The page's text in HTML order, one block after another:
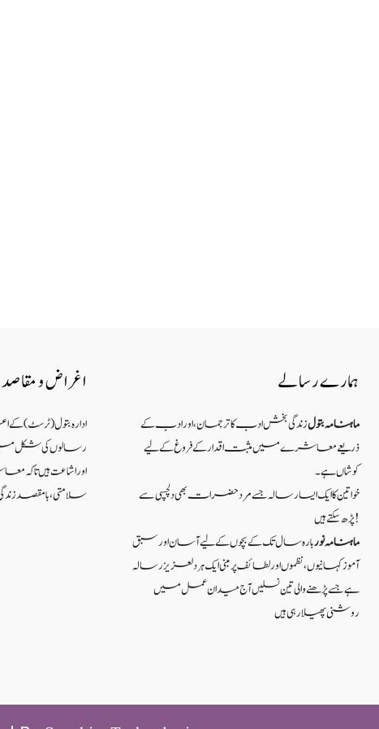
اغراض و مقاصد
ادارہ بتول (ٹرسٹ)
رسالوں کی شکل میں
اور اشاعت ہیں
سلامتی ، بامقصد
ہمارے رسالے
ماہنامہ بتولزندگی بخش ادب کا ترجمان، اور ادب کے
ذریعے معاشرے میں مثبت اقدار کے فروغ کے لیے
کوشاں ہے۔
خواتین کا ایک ایسا رسالہ جسے مرد حضرات بھی دلچسپی سے
پڑھ سکتے ہیں!
ماہنامہ نوربارہ سال تک کے بچوں کے لیے آسان اور سبق
آموزکہانیوں ،نظموں اور لطائف پر مبنی ایک ہر دلعزیز رسالہ
ہے جسے پڑھنے والی تین نسلیں آج میدان عمل میں
روشنی پھیلا رہی ہیں